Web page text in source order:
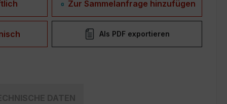
Zur Sammelanfrage hinzufügen
Als PDF exportieren
DATEN